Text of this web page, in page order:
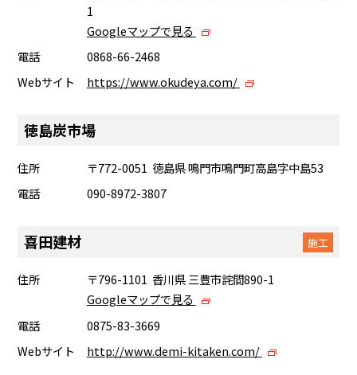
1
Googleマップで見る
電話
0868-66-2468
Webサイト
https://www.okudeya.com/
徳島炭市場
住所
〒772-0051 徳島県 鳴門市鳴門町高島字中島53
電話
090-8972-3807
喜田建材 施工
住所
〒796-1101 香川県 三豊市詫間890-1
Googleマップで見る
電話
0875-83-3669
Webサイト
http://www.demi-kitaken.com/